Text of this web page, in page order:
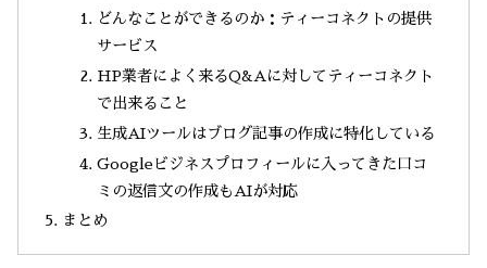
どんなことができるのか：ティーコネクトの提供
サービス
HP業者によく来るQ&Aに対してティーコネクト
で出来ること
生成AIツールはブログ記事の作成に特化している
Googleビジネスプロフィールに入ってきた口コ
ミの返信文の作成もAIが対応
まとめ